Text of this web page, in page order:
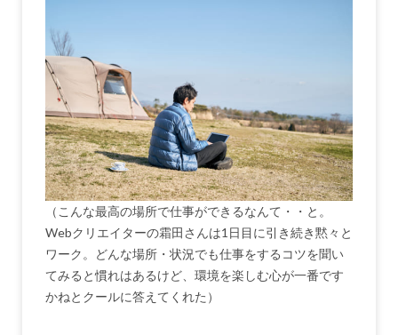
（こんな最高の場所で仕事ができるなんて・・と。
Webクリエイターの霜田さんは1日目に引き続き黙々と
ワーク。どんな場所・状況でも仕事をするコツを聞い
てみると慣れはあるけど、環境を楽しむ心が一番です
かねとクールに答えてくれた）